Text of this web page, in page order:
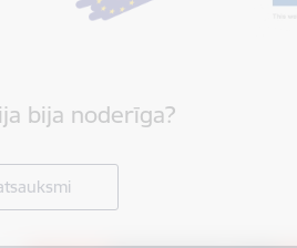
bija noderīga?